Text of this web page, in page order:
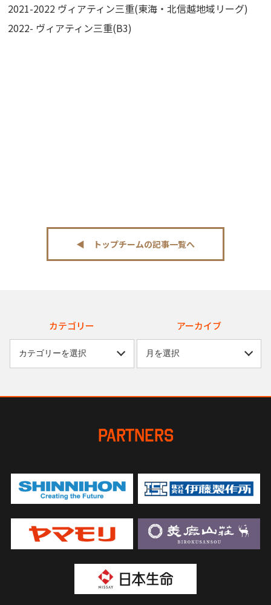
2021-2022 ヴィアティン三重(東海・北信越地域リーグ)
2022- ヴィアティン三重(B3)
◀︎ トップチームの記事一覧へ
カテゴリー アーカイブ
PARTNERS